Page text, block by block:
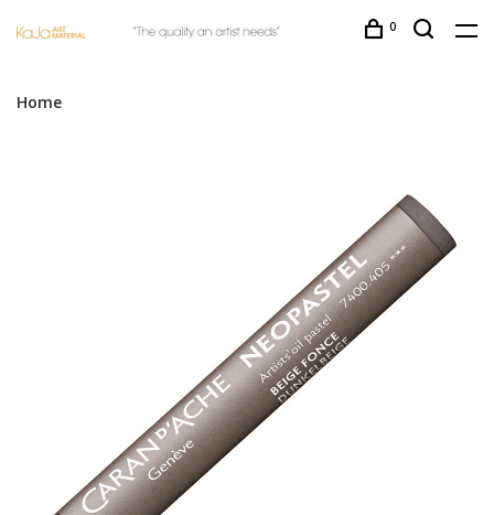
0
Home